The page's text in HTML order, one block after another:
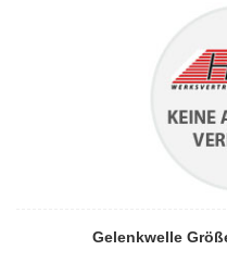
Gelenkwelle